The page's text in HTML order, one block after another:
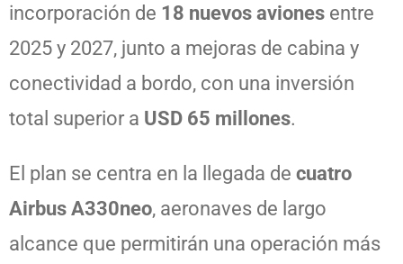
incorporación de 18 nuevos aviones entre
2025 y 2027, junto a mejoras de cabina y
conectividad a bordo, con una inversión
total superior a USD 65 millones.
El plan se centra en la llegada de cuatro
Airbus A330neo, aeronaves de largo
alcance que permitirán una operación más